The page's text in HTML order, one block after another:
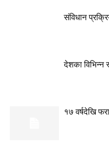
संविधान
देशका
१७ वर्षदेखि